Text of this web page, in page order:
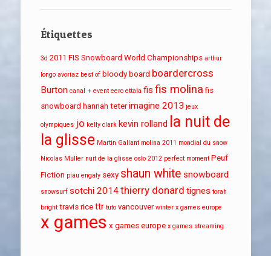
Étiquettes
3d 2011 FIS Snowboard World Championships arthur
longo avoriaz best of bloody board boardercross
Burton canal + event eero ettala fis fis molina fis
snowboard hannah teter imagine 2013 jeux
olympiques jo kelly clark kevin rolland la nuit de
la glisse Martin Gallant molina 2011 mondial du snow
Nicolas Müller nuit de la glisse oslo 2012 perfect moment Peuf
Fiction piau engaly sexy shaun white snowboard
snowsurf sotchi 2014thierry donard tignes torah
bright travis rice ttr tuto vancouver winter x games europe
x games x games europe x games streaming